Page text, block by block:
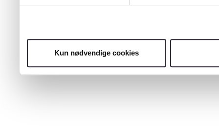
Kun nødvendige cookies